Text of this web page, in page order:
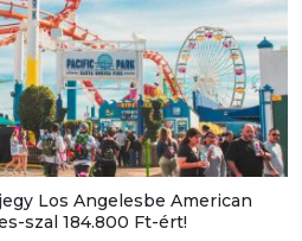
Los Angelesbe American
szal 184.800 Ft-ért!